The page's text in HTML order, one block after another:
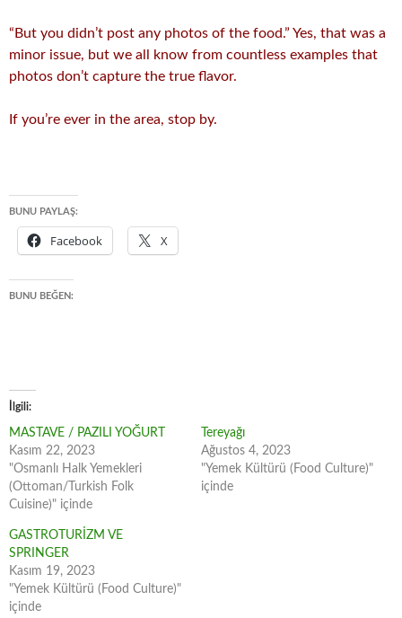
“But you didn’t post any photos of the food.” Yes, that was a
minor issue, but we all know from countless examples that
photos don’t capture the true flavor.
If you’re ever in the area, stop by.
BUNU PAYLAŞ:
Facebook X
BUNU BEĞEN:
İlgili
MASTAVE / PAZILI YOĞURT
Kasım 22, 2023
"Osmanlı Halk Yemekleri
(Ottoman/Turkish Folk
Cuisine)" içinde
Tereyağı
Ağustos 4, 2023
"Yemek Kültürü (Food Culture)"
içinde
GASTROTURİZM VE
SPRINGER
Kasım 19, 2023
"Yemek Kültürü (Food Culture)"
içinde